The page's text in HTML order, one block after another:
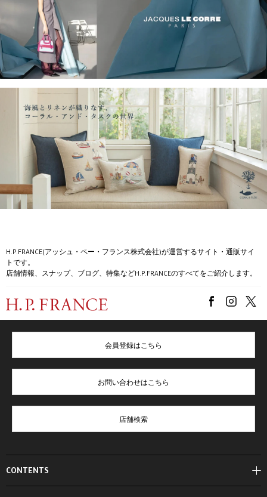
H.P.FRANCE(アッシュ・ペー・フランス株式会社)が運営するサイト・通販サイ
トです。
店舗情報、スナップ、ブログ、特集などH.P.FRANCEのすべてをご紹介します。
CONTENTS
会員登録はこちら
お問い合わせはこちら
店舗検索